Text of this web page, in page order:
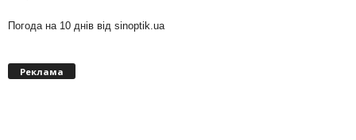
Погода на 10 днів від sinoptik.ua
Реклама